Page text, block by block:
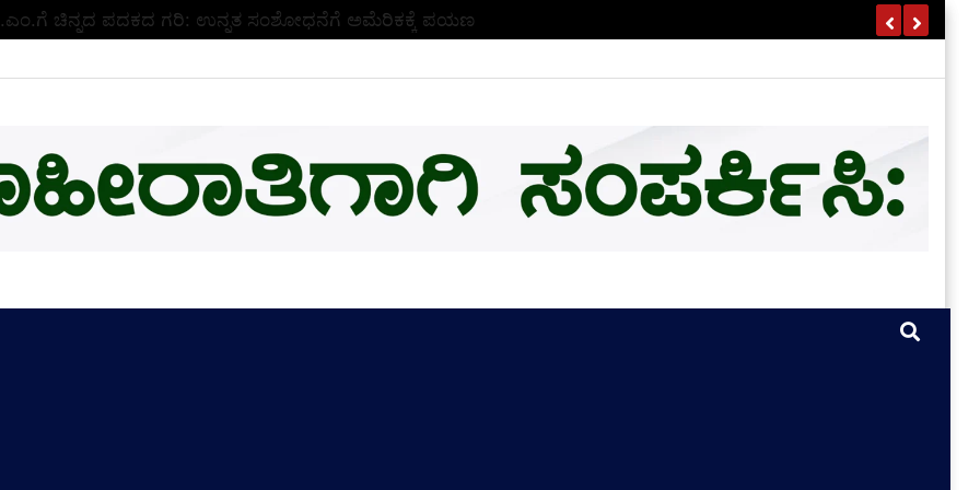
ಬಿ.ಎಂ.ಗೆ ಚಿನ್ನದ ಪದಕದ ಗರಿ: ಉನ್ನತ ಸಂಶೋಧನೆಗೆ ಅಮೆರಿಕಕ್ಕೆ ಪಯಣ